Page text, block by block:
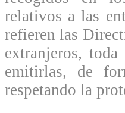
relativos a las
refieren las
extranjeros,
emitirlas, de
respetando la